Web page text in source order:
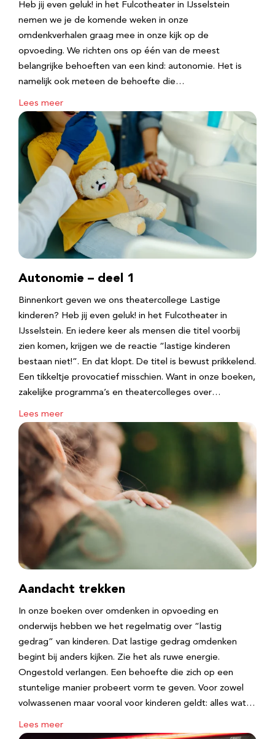
Heb jij even geluk! in het Fulcotheater in IJsselstein
nemen we je de komende weken in onze
omdenkverhalen graag mee in onze kijk op de
opvoeding. We richten ons op één van de meest
belangrijke behoeften van een kind: autonomie. Het is
namelijk ook meteen de behoefte die…
Lees meer
Autonomie – deel 1
Binnenkort geven we ons theatercollege Lastige
kinderen? Heb jij even geluk! in het Fulcotheater in
IJsselstein. En iedere keer als mensen die titel voorbij
zien komen, krijgen we de reactie “lastige kinderen
bestaan niet!”. En dat klopt. De titel is bewust prikkelend.
Een tikkeltje provocatief misschien. Want in onze boeken,
zakelijke programma’s en theatercolleges over…
Lees meer
Aandacht trekken
In onze boeken over omdenken in opvoeding en
onderwijs hebben we het regelmatig over “lastig
gedrag” van kinderen. Dat lastige gedrag omdenken
begint bij anders kijken. Zie het als ruwe energie.
Ongestold verlangen. Een behoefte die zich op een
stuntelige manier probeert vorm te geven. Voor zowel
volwassenen maar vooral voor kinderen geldt: alles wat…
Lees meer